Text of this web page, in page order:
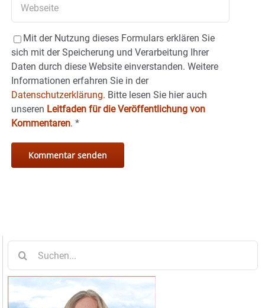
Mit der Nutzung dieses Formulars erklären Sie
sich mit der Speicherung und Verarbeitung Ihrer
Daten durch diese Website einverstanden. Weitere
Informationen erfahren Sie in der
Datenschutzerklärung. Bitte lesen Sie hier auch
unseren Leitfaden für die Veröffentlichung von
Kommentaren. *
nach: